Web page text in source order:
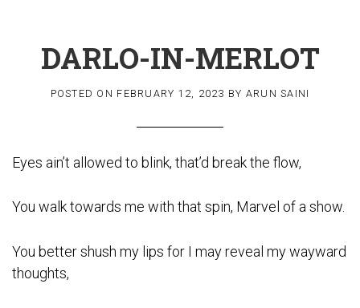
DARLO-IN-MERLOT
POSTED ON FEBRUARY 12, 2023 BY ARUN SAINI
Eyes ain’t allowed to blink, that’d break the flow,
You walk towards me with that spin, Marvel of a show.
You better shush my lips for I may reveal my wayward
thoughts,